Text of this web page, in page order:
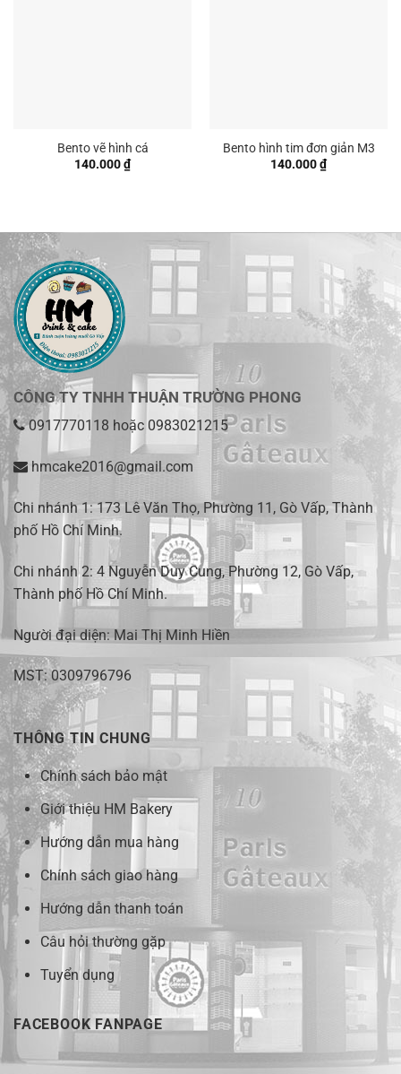
Bento vẽ hình cá
140.000₫
Bento hình tim đơn giản M3
140.000₫
CÔNG TY TNHH THUẬN TRƯỜNG PHONG
0917770118 hoặc 0983021215
hmcake2016@gmail.com
Chi nhánh 1:173 Lê Văn Thọ, Phường 11, Gò Vấp, Thành
phố Hồ Chí Minh.
Chi nhánh 2: 4 Nguyễn Duy Cung, Phường 12, Gò Vấp,
Thành phố Hồ Chí Minh.
Người đại diện: Mai Thị Minh Hiền
MST: 0309796796
THÔNG TIN CHUNG
Chính sách bảo mật
Giới thiệu HM Bakery
Hướng dẫn mua hàng
Chính sách giao hàng
Hướng dẫn thanh toán
Câu hỏi thường gặp
Tuyển dụng
FACEBOOK FANPAGE